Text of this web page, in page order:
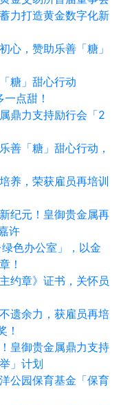
力打造黄金数字化新
心，赞助乐善「糖」
糖」甜心行动
点甜！
鼎力支持励行会「2
善「糖」甜心行动，
养，荣获雇员再培训
纪元！皇御贵金属再
许
色办公室」，以金
！
约章》证书，关怀员
遗余力，获雇员再培
！
皇御贵金属鼎力支持
」计划
公园保育基金「保育